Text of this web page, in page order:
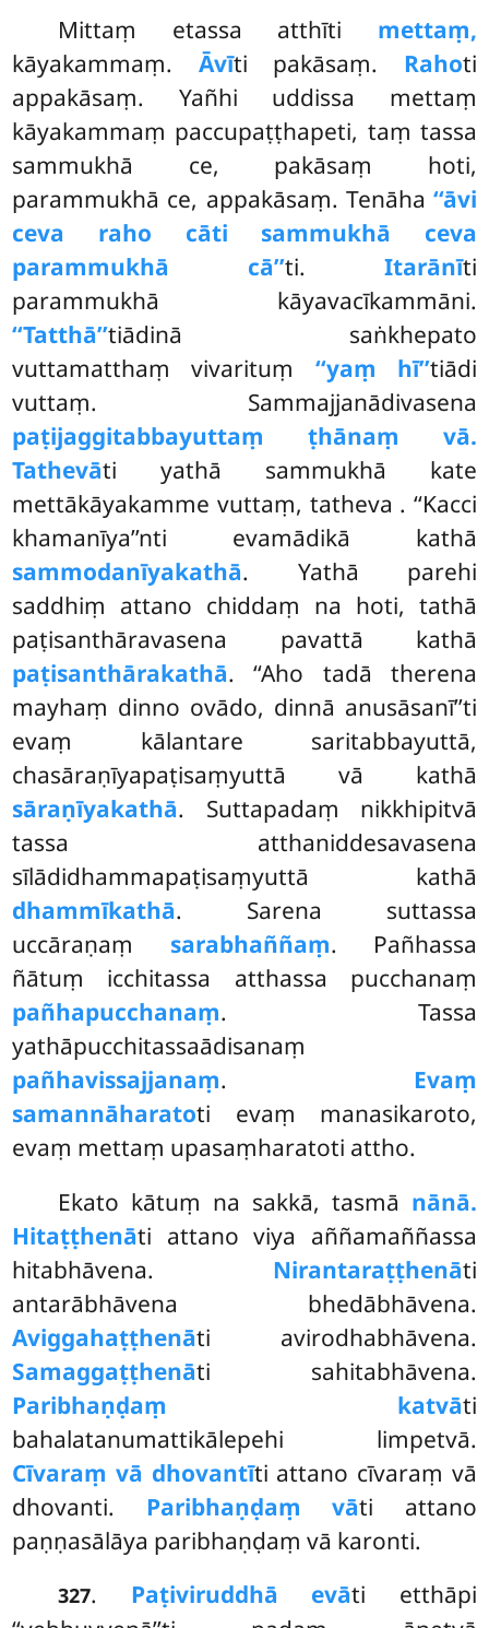
Mittaṃ etassa atthīti mettaṃ,
kāyakammaṃ. Āvīti pakāsaṃ. Rahoti
appakāsaṃ. Yañhi uddissa mettaṃ
kāyakammaṃ paccupaṭṭhapeti, taṃ tassa
sammukhā ce, pakāsaṃ hoti,
parammukhā ce, appakāsaṃ. Tenāha ‘‘āvi
ceva raho cāti sammukhā ceva
parammukhā cā’’ti. Itarānīti
parammukhā kāyavacīkammāni.
‘‘Tatthā’’tiādinā saṅkhepato
vuttamatthaṃ vivarituṃ ‘‘yaṃ hī’’tiādi
vuttaṃ. Sammajjanādivasena
paṭijaggitabbayuttaṃ ṭhānaṃ vā.
Tathevāti yathā sammukhā kate
mettākāyakamme vuttaṃ, tatheva . ‘‘Kacci
khamanīya’’nti evamādikā kathā
sammodanīyakathā. Yathā parehi
saddhiṃ attano chiddaṃ na hoti, tathā
paṭisanthāravasena pavattā kathā
paṭisanthārakathā. ‘‘Aho tadā therena
mayhaṃ dinno ovādo, dinnā anusāsanī’’ti
evaṃ kālantare saritabbayuttā,
chasāraṇīyapaṭisaṃyuttā vā kathā
sāraṇīyakathā. Suttapadaṃ nikkhipitvā
tassa atthaniddesavasena
sīlādidhammapaṭisaṃyuttā kathā
dhammīkathā. Sarena suttassa
uccāraṇaṃ sarabhaññaṃ. Pañhassa
ñātuṃ icchitassa atthassa pucchanaṃ
pañhapucchanaṃ. Tassa
yathāpucchitassaādisanaṃ
pañhavissajjanaṃ. Evaṃ
samannāharatoti evaṃ manasikaroto,
evaṃ mettaṃ upasaṃharatoti attho.
Ekato kātuṃ na sakkā, tasmā nānā.
Hitaṭṭhenāti attano viya aññamaññassa
hitabhāvena. Nirantaraṭṭhenāti
antarābhāvena bhedābhāvena.
Aviggahaṭṭhenāti avirodhabhāvena.
Samaggaṭṭhenāti sahitabhāvena.
Paribhaṇḍaṃ katvāti
bahalatanumattikālepehi limpetvā.
Cīvaraṃ vā dhovantīti attano cīvaraṃ vā
dhovanti. Paribhaṇḍaṃ vāti attano
paṇṇasālāya paribhaṇḍaṃ vā karonti.
327. Paṭiviruddhā evāti etthāpi